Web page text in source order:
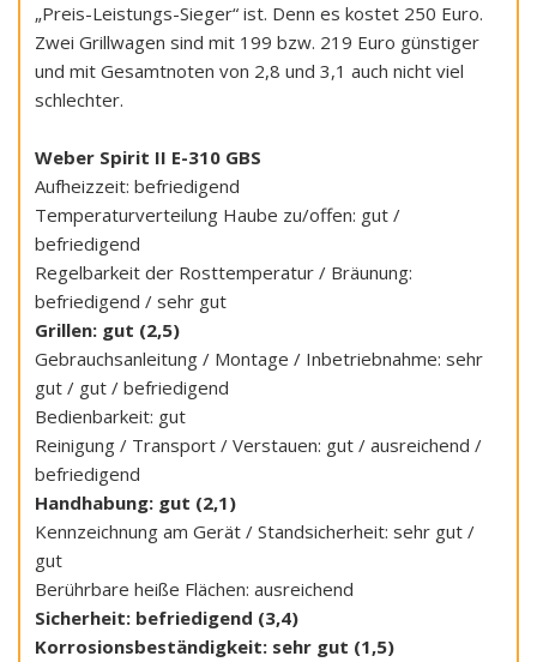
„Preis-Leistungs-Sieger“ ist. Denn es kostet 250 Euro.
Zwei Grillwagen sind mit 199 bzw. 219 Euro günstiger
und mit Gesamtnoten von 2,8 und 3,1 auch nicht viel
schlechter.
Weber Spirit II E-310 GBS
Aufheizzeit: befriedigend
Temperaturverteilung Haube zu/offen: gut /
befriedigend
Regelbarkeit der Rosttemperatur / Bräunung:
befriedigend / sehr gut
Grillen: gut (2,5)
Gebrauchsanleitung / Montage / Inbetriebnahme: sehr
gut / gut / befriedigend
Bedienbarkeit: gut
Reinigung / Transport / Verstauen: gut / ausreichend /
befriedigend
Handhabung: gut (2,1)
Kennzeichnung am Gerät / Standsicherheit: sehr gut /
gut
Berührbare heiße Flächen: ausreichend
Sicherheit: befriedigend (3,4)
Korrosionsbeständigkeit: sehr gut (1,5)